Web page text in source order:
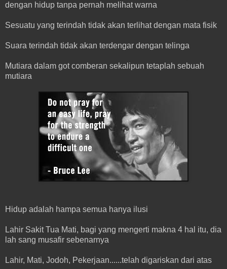
dengan hidup tanpa pernah melihat warna
Sesuatu yang terindah tidak akan terlihat dengan mata fisik
Suara terindah tidak akan terdengar dengan telinga
Mutiara dalam got comberan sekalipun tetaplah sebuah
mutiara
Hidup adalah hampa semua hanya ilusi
Lahir Sakit Tua Mati, bagi yang mengerti makna 4 hal itu, dia
lah sang musafir sebenarnya
Lahir, Mati, Jodoh, Pekerjaan......telah digariskan dari atas